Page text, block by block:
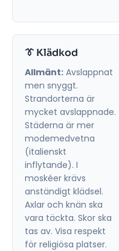
👔 Klädkod
Allmänt: Avslappnat
men snyggt.
Strandorterna är
mycket avslappnade.
Städerna är mer
modemedvetna
(italienskt
inflytande). I
moskéer krävs
anständigt klädsel.
Axlar och knän ska
vara täckta. Skor ska
tas av. Visa respekt
för religiösa platser.